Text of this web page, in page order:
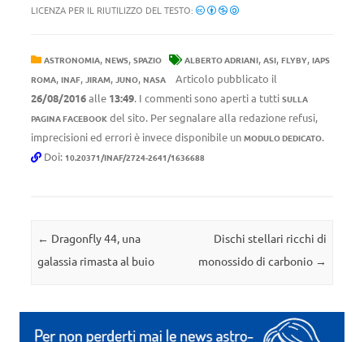
LICENZA PER IL RIUTILIZZO DEL TESTO:
ASTRONOMIA, NEWS, SPAZIO ALBERTO ADRIANI, ASI, FLYBY, IAPS
ROMA, INAF, JIRAM, JUNO, NASA
Articolo pubblicato il
26/08/2016alle 13:49. I commenti sono aperti a tutti SULLA
PAGINA FACEBOOK del sito. Per segnalare alla redazione refusi,
imprecisioni ed errori è invece disponibile un MODULO DEDICATO.
Doi: 10.20371/INAF/2724-2641/1636688
Navigazione articolo
← Dragonfly 44, una
galassia rimasta al buio
Dischi stellari ricchi di
monossido di carbonio →